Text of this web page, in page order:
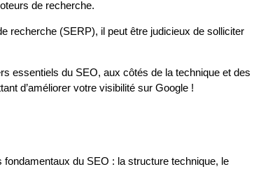
de recherche.
recherche (SERP), il peut être judicieux de solliciter
essentiels du SEO, aux côtés de la technique et des
d’améliorer votre visibilité sur Google !
du SEO : la structure technique, le